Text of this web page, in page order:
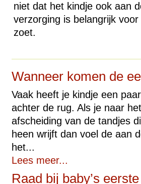
niet dat het kindje ook aan
verzorging is belangrijk
zoet.
Wanneer komen de
Vaak heeft je kindje een
achter de rug. Als je naar het
afscheiding van de tandjes
heen wrijft dan voel de aan
het...
Lees meer...
Raad bij baby’s